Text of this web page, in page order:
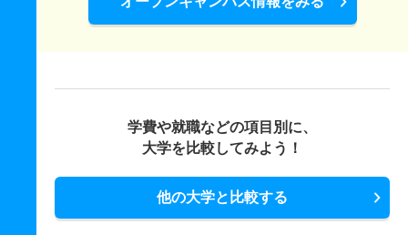
学費や就職などの項目別に、
大学を比較してみよう！
他の大学と比較する